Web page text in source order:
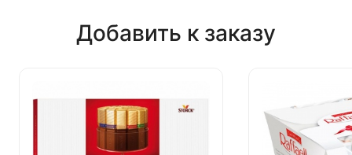
Добавить к заказу